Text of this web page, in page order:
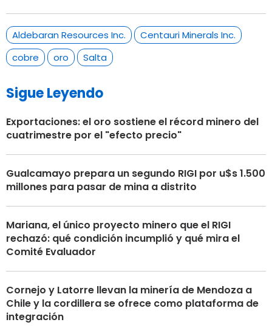
Aldebaran Resources Inc.
Centauri Minerals Inc.
cobre
oro Salta
Sigue Leyendo
Exportaciones: el oro sostiene el récord minero del
cuatrimestre por el "efecto precio"
Gualcamayo prepara un segundo RIGI por u$s 1.500
millones para pasar de mina a distrito
Mariana, el único proyecto minero que el RIGI
rechazó: qué condición incumplió y qué mira el
Comité Evaluador
Cornejo y Latorre llevan la minería de Mendoza a
Chile y la cordillera se ofrece como plataforma de
integración